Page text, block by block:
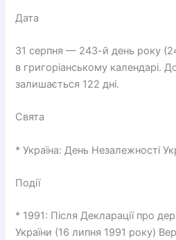
Дата
31 серпня — 243-й день року
в григоріанському календарі.
залишається 122 дні.
Свята
* Україна: День Незалежності
Події
* 1991: Після Декларації про
України (16 липня 1991 року)